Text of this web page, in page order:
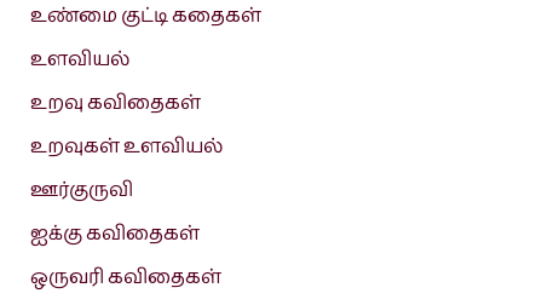
உண்மை குட்டி கதைகள்
உளவியல்
உறவு கவிதைகள்
உறவுகள் உளவியல்
ஊர்குருவி
ஐக்கு கவிதைகள்
ஒருவரி கவிதைகள்